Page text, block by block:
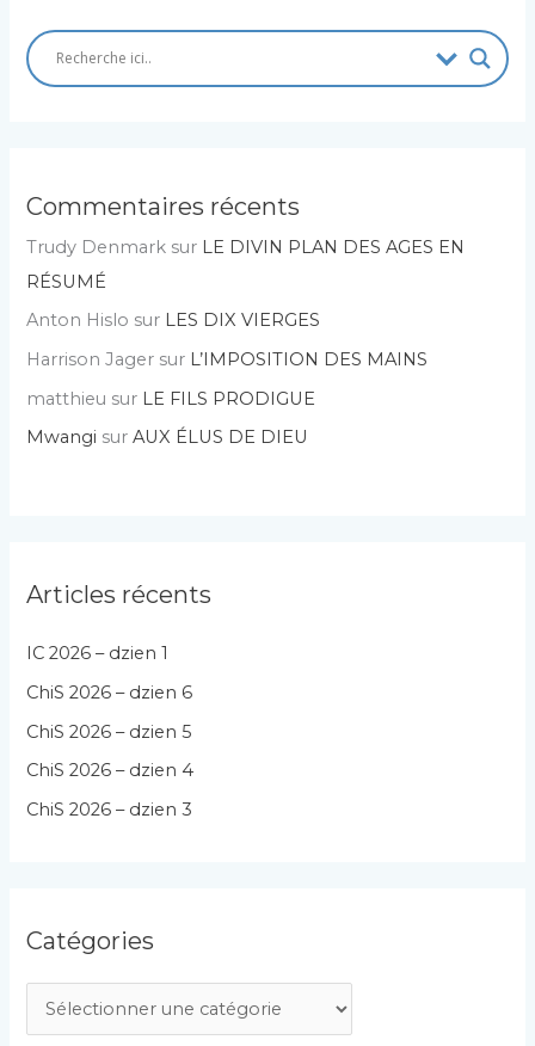
Commentaires récents
Trudy Denmark sur LE DIVIN PLAN DES AGES EN
RÉSUMÉ
Anton Hislo sur LES DIX VIERGES
Harrison Jager sur L’IMPOSITION DES MAINS
matthieu sur LE FILS PRODIGUE
Mwangi surAUX ÉLUS DE DIEU
Articles récents
IC 2026 – dzien 1
ChiS 2026 – dzien 6
ChiS 2026 – dzien 5
ChiS 2026 – dzien 4
ChiS 2026 – dzien 3
Catégories
a